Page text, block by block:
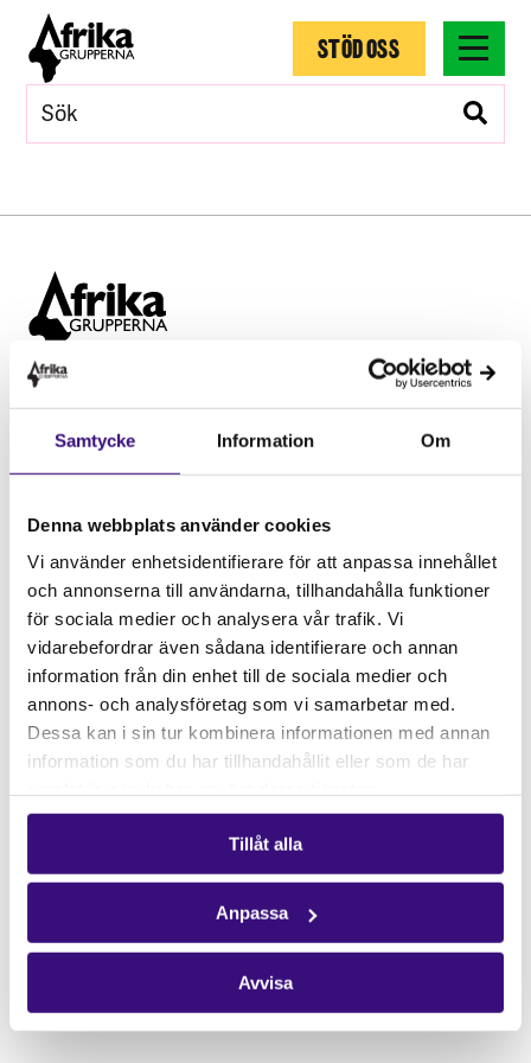
Samtycke Information Om
Denna webbplats använder cookies
Vi använder enhetsidentifierare för att anpassa innehållet
och annonserna till användarna, tillhandahålla funktioner
för sociala medier och analysera vår trafik. Vi
vidarebefordrar även sådana identifierare och annan
information från din enhet till de sociala medier och
annons- och analysföretag som vi samarbetar med.
Dessa kan i sin tur kombinera informationen med annan
information som du har tillhandahållit eller som de har
Tillåt alla
Anpassa
Avvisa
STÖD OSS
Hitta snabbt
STÖD OSS
Vårt arbete
Gåvoshop
Kontakta oss
Hitta kontaktperson
Pressrum
Följ oss
Facebook
Instagram
Få vårt nyhetsbrev